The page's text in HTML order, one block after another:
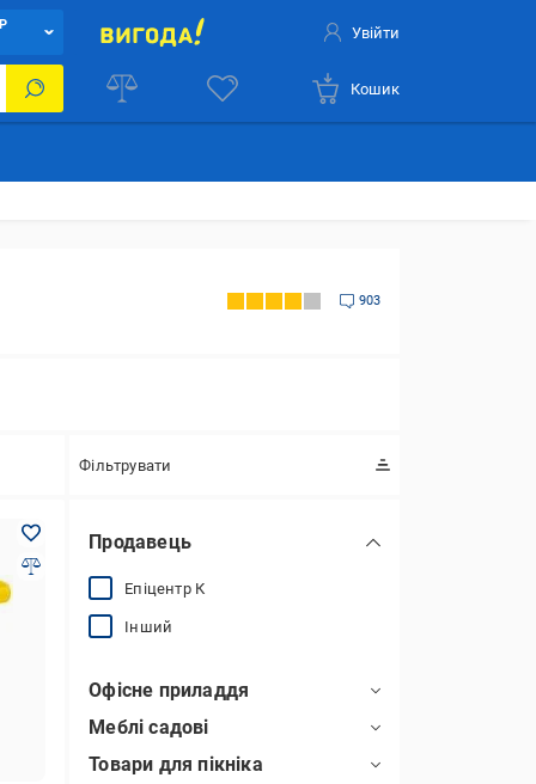
Увійти
Кошик
903
Фільтрувати
Продавець
Епіцентр К
Інший
Офісне приладдя
Меблі садові
Товари для пікніка